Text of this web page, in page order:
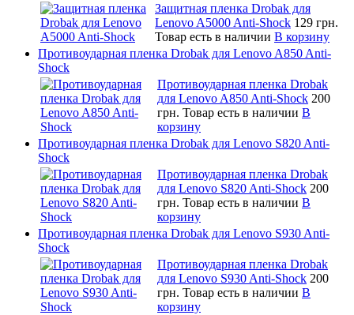
Защитная пленка Drobak для
Lenovo A5000 Anti-Shock 129 грн.
Товар есть в наличии В корзину
Противоударная пленка Drobak для Lenovo A850 Anti-
Shock
Противоударная пленка Drobak
для Lenovo A850 Anti-Shock 200
грн. Товар есть в наличии В
корзину
Противоударная пленка Drobak для Lenovo S820 Anti-
Shock
Противоударная пленка Drobak
для Lenovo S820 Anti-Shock 200
грн. Товар есть в наличии В
корзину
Противоударная пленка Drobak для Lenovo S930 Anti-
Shock
Противоударная пленка Drobak
для Lenovo S930 Anti-Shock 200
грн. Товар есть в наличии В
корзину